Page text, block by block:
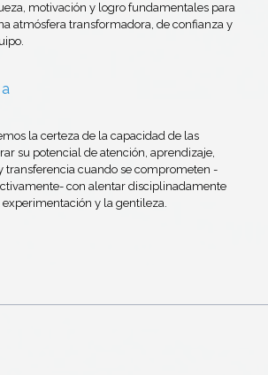
motivación y logro fundamentales para
atmósfera transformadora, de confianza y
la certeza de la capacidad de las
su potencial de atención, aprendizaje,
transferencia cuando se comprometen -
con alentar disciplinadamente
y la gentileza.